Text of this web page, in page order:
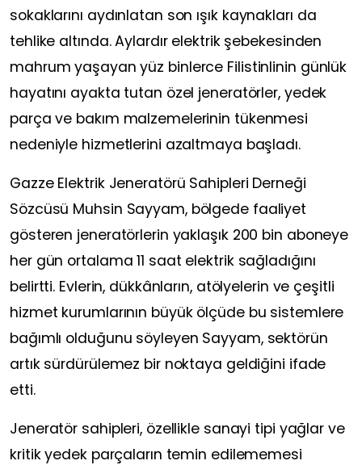
sokaklarını aydınlatan son ışık kaynakları da
tehlike altında. Aylardır elektrik şebekesinden
mahrum yaşayan yüz binlerce Filistinlinin günlük
hayatını ayakta tutan özel jeneratörler, yedek
parça ve bakım malzemelerinin tükenmesi
nedeniyle hizmetlerini azaltmaya başladı.
Gazze Elektrik Jeneratörü Sahipleri Derneği
Sözcüsü Muhsin Sayyam, bölgede faaliyet
gösteren jeneratörlerin yaklaşık 200 bin aboneye
her gün ortalama 11 saat elektrik sağladığını
belirtti. Evlerin, dükkânların, atölyelerin ve çeşitli
hizmet kurumlarının büyük ölçüde bu sistemlere
bağımlı olduğunu söyleyen Sayyam, sektörün
artık sürdürülemez bir noktaya geldiğini ifade
etti.
Jeneratör sahipleri, özellikle sanayi tipi yağlar ve
kritik yedek parçaların temin edilememesi